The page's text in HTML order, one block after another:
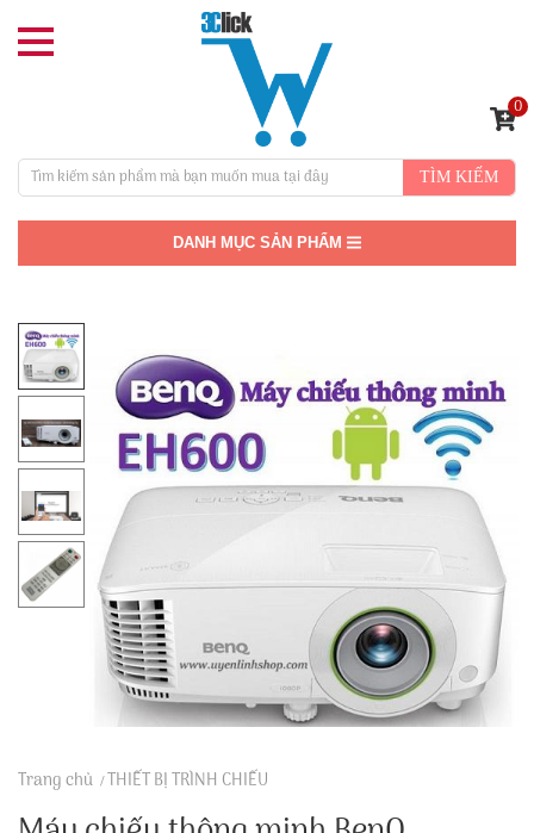
TÌM KIẾM
0
DANH MỤC SẢN PHẨM
Trang chủ THIẾT BỊ TRÌNH CHIẾU